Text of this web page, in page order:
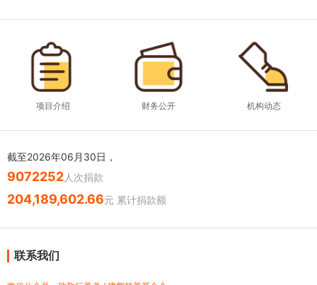
项目介绍 财务公开 机构动态
截至2026年06月30日，
9072252人次捐款
204,189,602.66元 累计捐款额
联系我们